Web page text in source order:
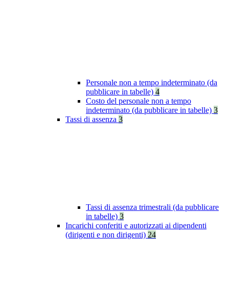
Personale non a tempo indeterminato (da
pubblicare in tabelle) 4
Costo del personale non a tempo
indeterminato (da pubblicare in tabelle) 3
Tassi di assenza 3
Tassi di assenza trimestrali (da pubblicare
in tabelle) 3
Incarichi conferiti e autorizzati ai dipendenti
(dirigenti e non dirigenti) 24